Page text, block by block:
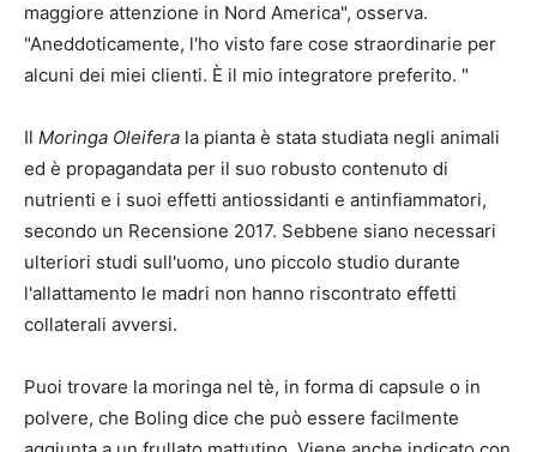
maggiore attenzione in Nord America", osserva.
"Aneddoticamente, l'ho visto fare cose straordinarie per
alcuni dei miei clienti. È il mio integratore preferito. "
Il Moringa Oleifera la pianta è stata studiata negli animali
ed è propagandata per il suo robusto contenuto di
nutrienti e i suoi effetti antiossidanti e antinfiammatori,
secondo un Recensione 2017. Sebbene siano necessari
ulteriori studi sull'uomo, uno piccolo studio durante
l'allattamento le madri non hanno riscontrato effetti
collaterali avversi.
Puoi trovare la moringa nel tè, in forma di capsule o in
polvere, che Boling dice che può essere facilmente